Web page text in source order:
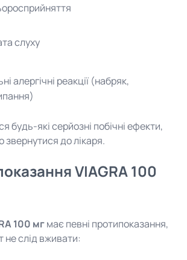
слуху
алергічні реакції (набряк,
будь-які серйозні побічні ефекти,
звернутися до лікаря.
VIAGRA 100
100 мгмає певні протипоказання,
не слід вживати: